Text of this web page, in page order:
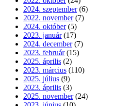
2024. szeptember (6)
2022. november (7)
2024. október (5)
2023. január (17)
2024. december (7)
2023. február (15)
2025. április (2)
2023. március (110)
2025. július (9)
2023. április (3)
2025. november (24)